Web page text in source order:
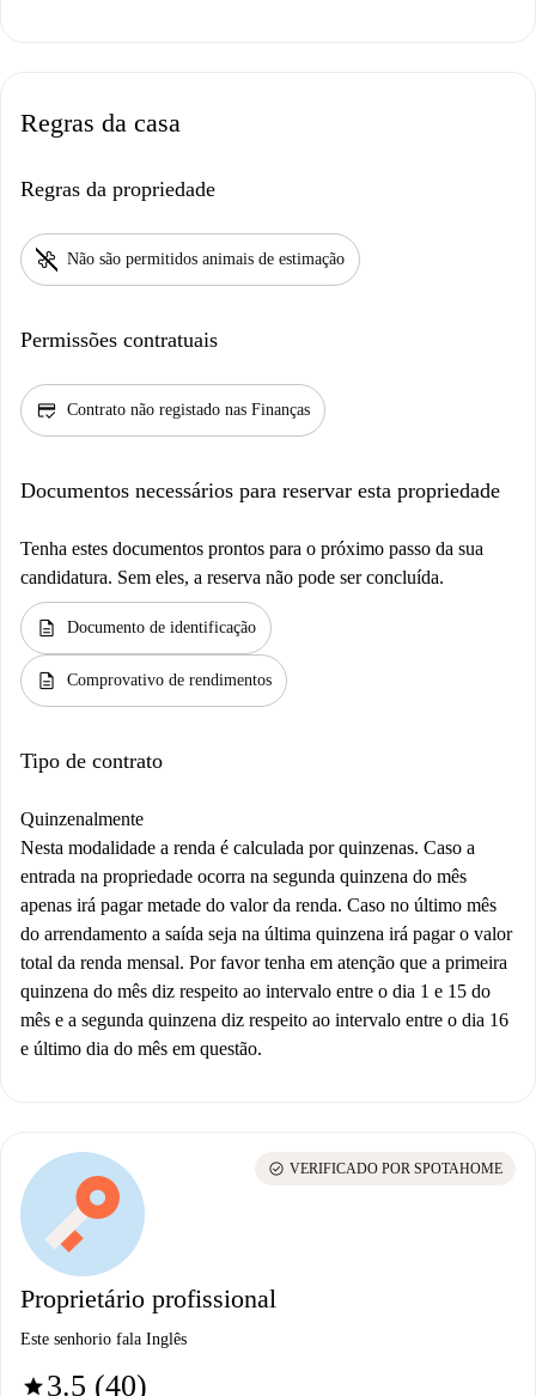
Regras da casa
Regras da propriedade
pet_supplies Não são permitidos animais de estimação
Permissões contratuais
credit_score Contrato não registado nas Finanças
Documentos necessários para reservar esta propriedade
Tenha estes documentos prontos para o próximo passo da sua
candidatura. Sem eles, a reserva não pode ser concluída.
description Documento de identificação
description Comprovativo de rendimentos
Tipo de contrato
Quinzenalmente
Nesta modalidade a renda é calculada por quinzenas. Caso a
entrada na propriedade ocorra na segunda quinzena do mês
apenas irá pagar metade do valor da renda. Caso no último mês
do arrendamento a saída seja na última quinzena irá pagar o valor
total da renda mensal. Por favor tenha em atenção que a primeira
quinzena do mês diz respeito ao intervalo entre o dia 1 e 15 do
mês e a segunda quinzena diz respeito ao intervalo entre o dia 16
e último dia do mês em questão.
Proprietário profissional
Este senhorio fala Inglês
star3.5 (40)
check_circle VERIFICADO POR SPOTAHOME